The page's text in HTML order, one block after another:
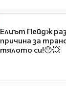
Елиът Пейдж
причина за
тялото си!😯💥